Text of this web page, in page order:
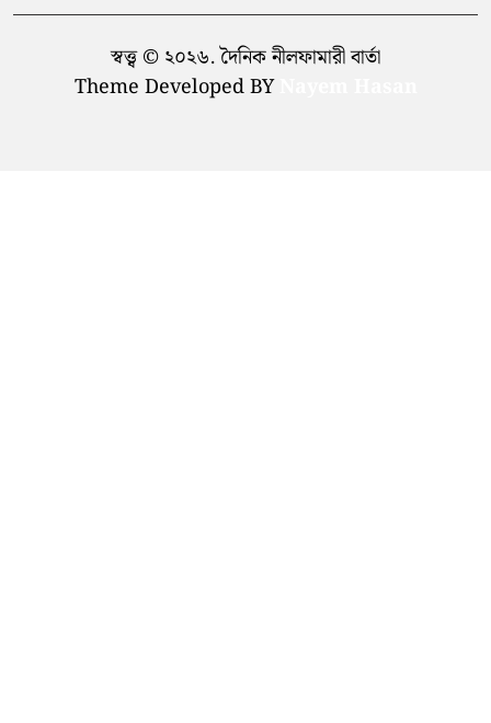
স্বত্ত্ব © ২০২৬. দৈনিক নীলফামারী বার্তা
Theme Developed BY